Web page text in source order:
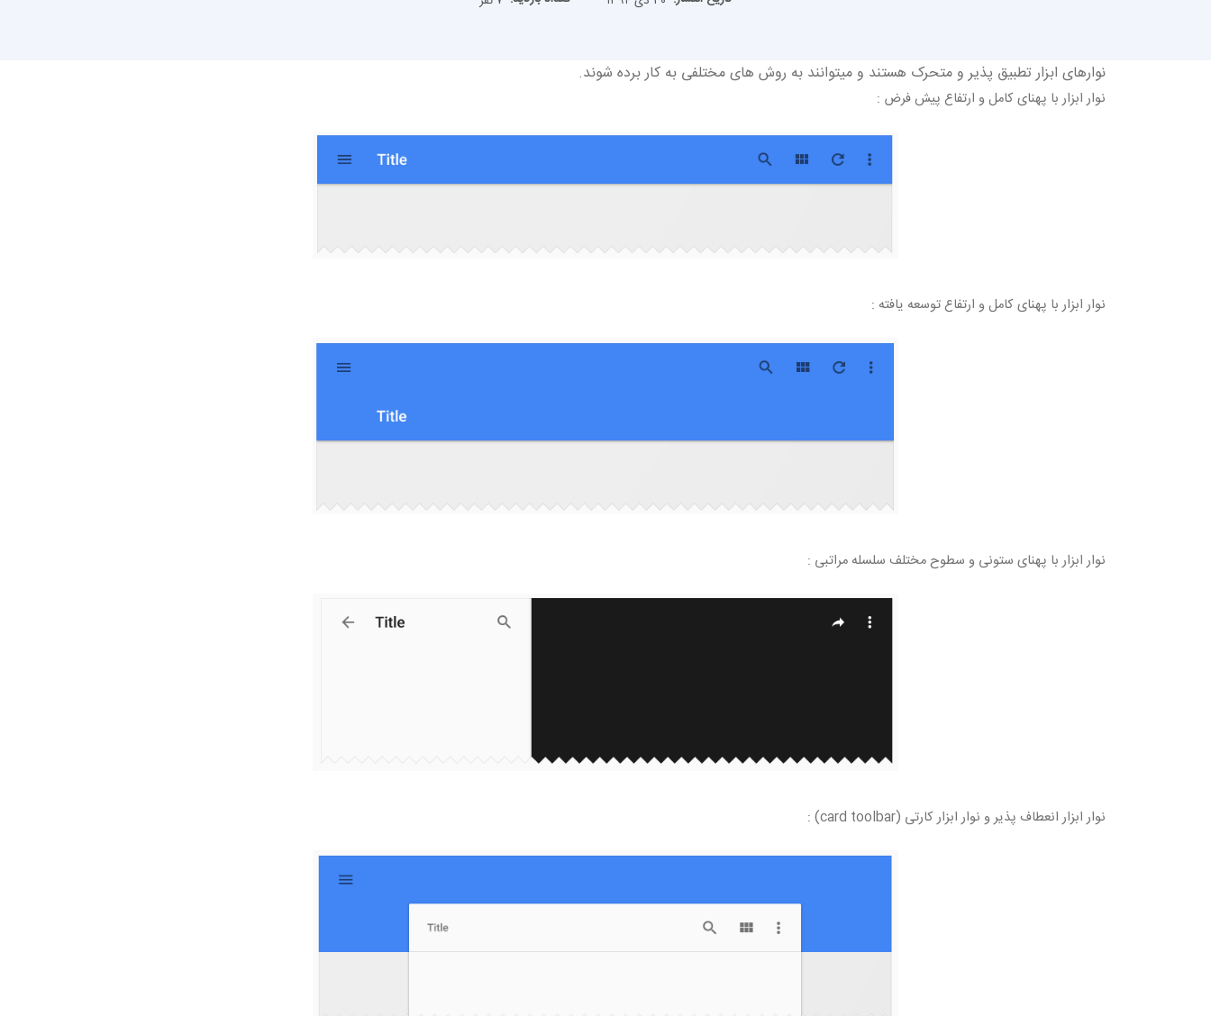
نوارهای ابزار تطبیق پذیر و متحرک هستند و میتوانند به روش های مختلفی به کار برده شوند.
نوار ابزار با پهنای کامل و ارتفاع پیش فرض :
نوار ابزار با پهنای کامل و ارتفاع توسعه یافته :
نوار ابزار با پهنای ستونی و سطوح مختلف سلسله مراتبی :
نوار ابزار انعطاف پذیر و نوار ابزار کارتی (card toolbar) :